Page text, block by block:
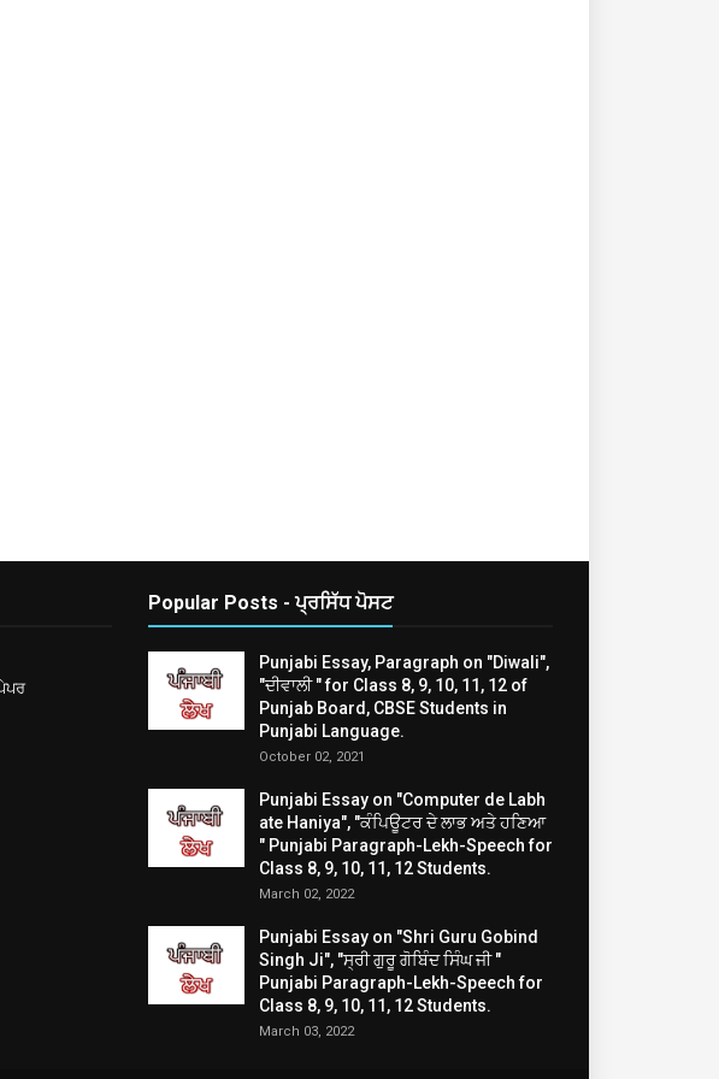
Popular Posts - ਪ੍ਰਸਿੱਧ ਪੋਸਟ
Punjabi Essay, Paragraph on "Diwali",
"ਦੀਵਾਲੀ " for Class 8, 9, 10, 11, 12 of
Punjab Board, CBSE Students in
Punjabi Language.
October 02, 2021
Punjabi Essay on "Computer de Labh
ate Haniya", "ਕੰਪਿਊਟਰ ਦੇ ਲਾਭ ਅਤੇ ਹਣਿਆ
" Punjabi Paragraph-Lekh-Speech for
Class 8, 9, 10, 11, 12 Students.
March 02, 2022
Punjabi Essay on "Shri Guru Gobind
Singh Ji", "ਸ੍ਰੀ ਗੁਰੂ ਗੋਬਿੰਦ ਸਿੰਘ ਜੀ "
Punjabi Paragraph-Lekh-Speech for
Class 8, 9, 10, 11, 12 Students.
March 03, 2022